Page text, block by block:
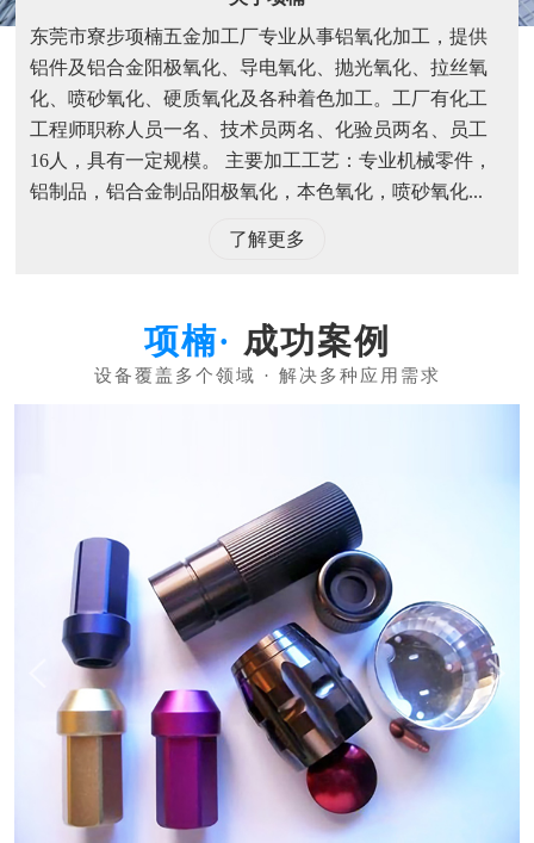
东莞市寮步项楠五金加工厂专业从事铝氧化加工，提供
铝件及铝合金阳极氧化、导电氧化、抛光氧化、拉丝氧
化、喷砂氧化、硬质氧化及各种着色加工。工厂有化工
工程师职称人员一名、技术员两名、化验员两名、员工
16人，具有一定规模。 主要加工工艺：专业机械零件，
铝制品，铝合金制品阳极氧化，本色氧化，喷砂氧化...
了解更多
成功案例